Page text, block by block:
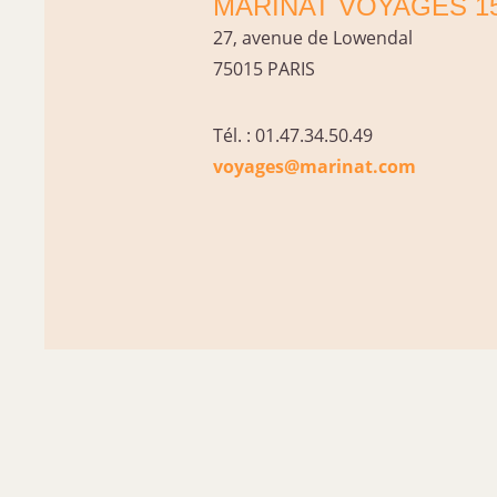
MARINAT VOYAGES
27, avenue de Lowendal
75015 PARIS
Tél. : 01.47.34.50.49
voyages@marinat.com